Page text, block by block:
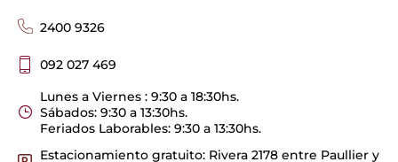
2400 9326
092 027 469
Lunes a Viernes : 9:30 a 18:30hs.
Sábados: 9:30 a 13:30hs.
Feriados Laborables: 9:30 a 13:30hs.
Estacionamiento gratuito: Rivera 2178 entre Paullier y